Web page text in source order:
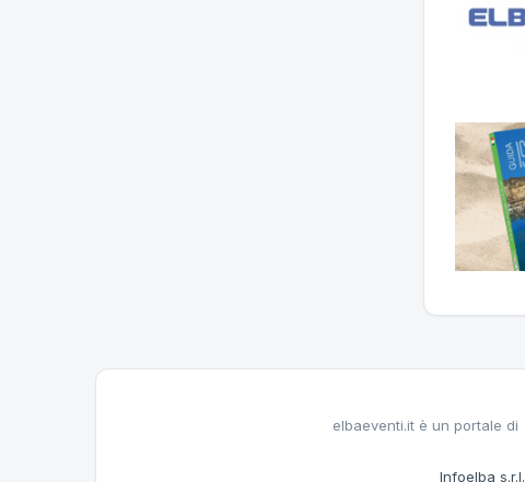
elbaeventi.it è un portale di
Infoelba s.r.l.